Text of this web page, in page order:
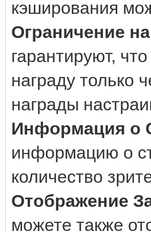
кэширования
Ограничение
гарантируют,
награду только
награды
Информация о
информацию о
количество
Отображение
можете также